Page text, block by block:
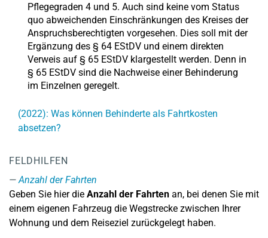
Pflegegraden 4 und 5. Auch sind keine vom Status
quo abweichenden Einschränkungen des Kreises der
Anspruchsberechtigten vorgesehen. Dies soll mit der
Ergänzung des § 64 EStDV und einem direkten
Verweis auf § 65 EStDV klargestellt werden. Denn in
§ 65 EStDV sind die Nachweise einer Behinderung
im Einzelnen geregelt.
(2022): Was können Behinderte als Fahrtkosten
absetzen?
FELDHILFEN
Anzahl der Fahrten
Geben Sie hier die Anzahl der Fahrten an, bei denen Sie mit
einem eigenen Fahrzeug die Wegstrecke zwischen Ihrer
Wohnung und dem Reiseziel zurückgelegt haben.